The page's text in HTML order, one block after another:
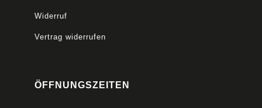
Widerruf
Vertrag widerrufen
ÖFFNUNGSZEITEN